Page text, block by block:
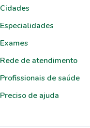
Cidades
Especialidades
Exames
Rede de atendimento
Profissionais de saúde
Preciso de ajuda